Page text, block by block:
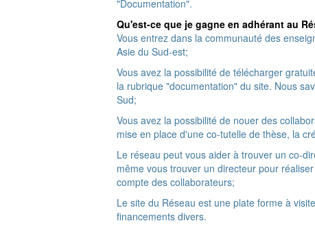
"Documentation".
Qu'est-ce que je gagne en adhérant au
Vous entrez dans la communauté des
Asie du Sud-est;
Vous avez la possibilité de télécharger
la rubrique "documentation" du site. Nous
Sud;
Vous avez la possibilité de nouer des
mise en place d'une co-tutelle de thèse, la
Le réseau peut vous aider à trouver un co-
même vous trouver un directeur pour
compte des collaborateurs;
Le site du Réseau est une plate forme à
financements divers.